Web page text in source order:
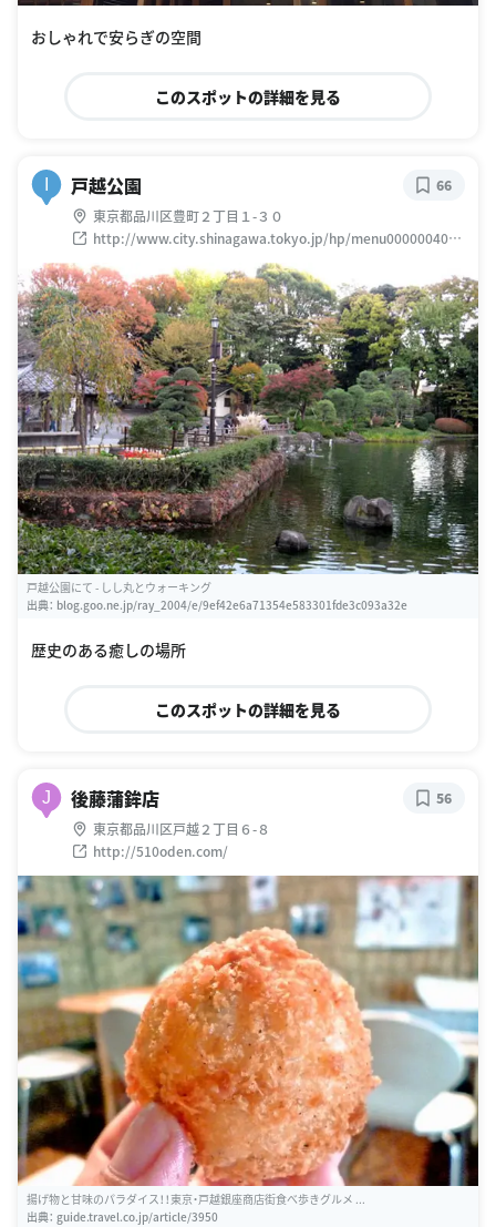
おしゃれで安らぎの空間
このスポットの詳細を見る
I 戸越公園
東京都品川区豊町２丁目１-３０
http://www.city.shinagawa.tokyo.jp/hp/menu000000400/
66
戸越公園にて - しし丸とウォーキング
出典： blog.goo.ne.jp/ray_2004/e/9ef42e6a71354e583301fde3c093a32e
歴史のある癒しの場所
このスポットの詳細を見る
J 後藤蒲鉾店
東京都品川区戸越２丁目６-８
http://510oden.com/
56
揚げ物と甘味のパラダイス！！東京・戸越銀座商店街食べ歩きグルメ ...
出典： guide.travel.co.jp/article/3950